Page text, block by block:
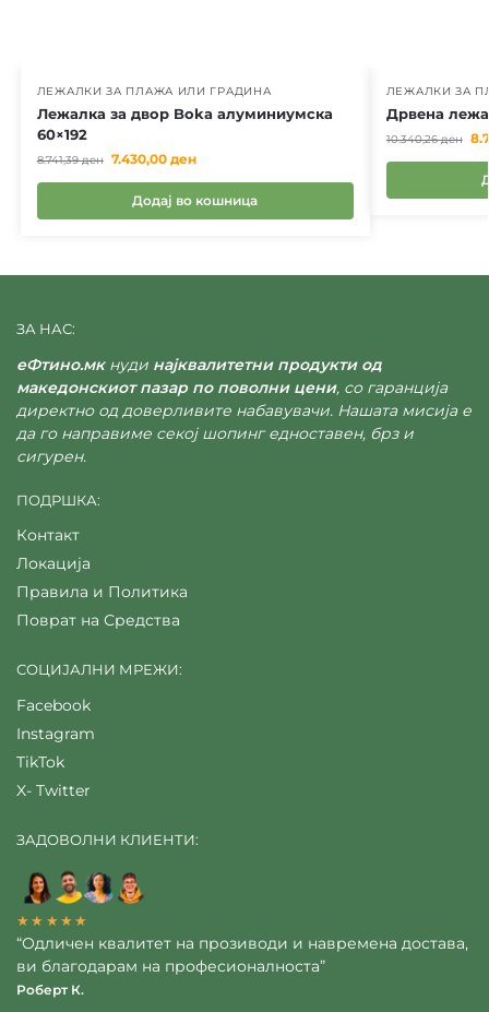
ЛЕЖАЛКИ ЗА ПЛАЖА ИЛИ ГРАДИНА
Лежалка за двор Boka алуминиумска
60×192
8.741,39ден 7.430,00 ден
Додај во кошница
ЛЕЖАЛКИ ЗА
Дрвена
10.340,26ден
ЗА НАС:
еФтино.мкнуди најквалитетни продукти од
македонскиот пазар по поволни цени, со гаранција
директно од доверливите набавувачи. Нашата мисија е
да го направиме секој шопинг едноставен, брз и
сигурен.
ПОДРШКА:
Контакт
Локација
Правила и Политика
Поврат на Средства
СОЦИЈАЛНИ МРЕЖИ:
Facebook
Instagram
TikTok
X- Twitter
ЗАДОВОЛНИ КЛИЕНТИ:
★★★★★
“Одличен квалитет на прозиводи и навремена достава,
ви благодарам на професионалноста”
Роберт К.